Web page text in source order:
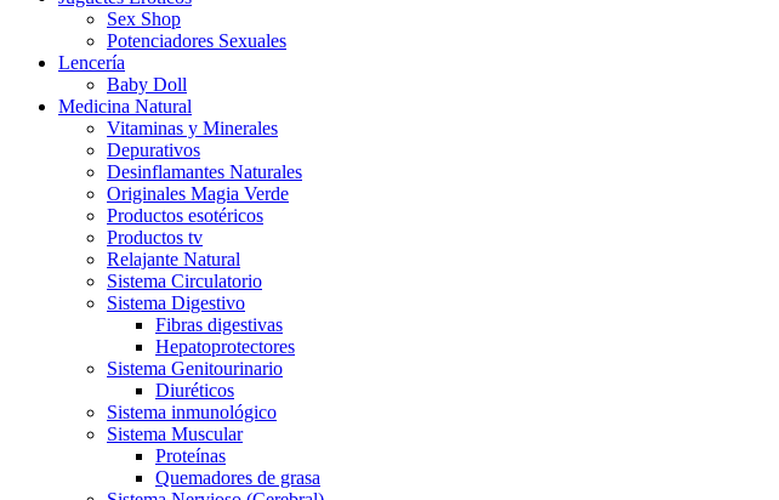
Sex Shop
Potenciadores Sexuales
Lencería
Baby Doll
Medicina Natural
Vitaminas y Minerales
Depurativos
Desinflamantes Naturales
Originales Magia Verde
Productos esotéricos
Productos tv
Relajante Natural
Sistema Circulatorio
Sistema Digestivo
Fibras digestivas
Hepatoprotectores
Sistema Genitourinario
Diuréticos
Sistema inmunológico
Sistema Muscular
Proteínas
Quemadores de grasa